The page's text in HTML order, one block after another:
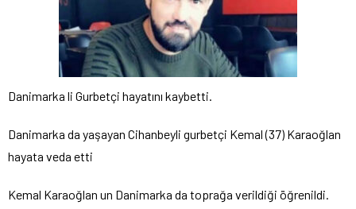
Danimarka li Gurbetçi hayatını kaybetti.
Danimarka da yaşayan Cihanbeyli gurbetçi Kemal (37) Karaoğlan
hayata veda etti
Kemal Karaoğlan un Danimarka da toprağa verildiği öğrenildi.